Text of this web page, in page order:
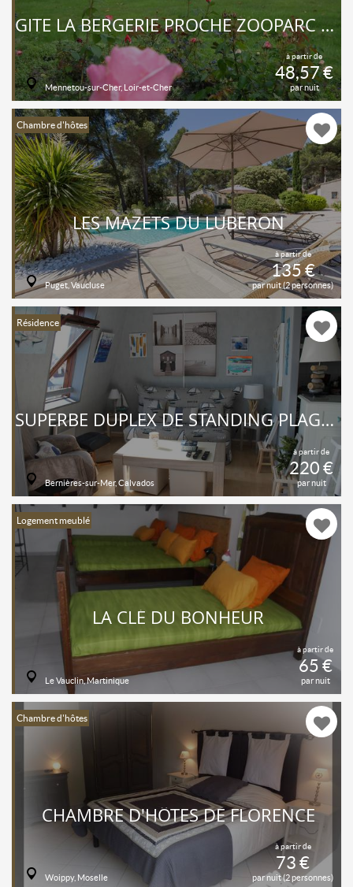
à partir de
48,57 €
par nuit
GITE LA BERGERIE PROCHE ZOOPARC DE BEAUVAL ET CHÂTEAUX DE LA LOIRE
Mennetou-sur-Cher, Loir-et-Cher
Chambre d'hôtes
à partir de
135 €
par nuit (2 personnes)
LES MAZETS DU LUBERON
Puget, Vaucluse
Résidence
à partir de
220 €
par nuit
SUPERBE DUPLEX DE STANDING PLAGE DEBARQUEMENT JUNO BEACH NORMANDIE
Bernières-sur-Mer, Calvados
Logement meublé
à partir de
65 €
par nuit
LA CLÉ DU BONHEUR
Le Vauclin, Martinique
Chambre d'hôtes
à partir de
73 €
par nuit (2 personnes)
CHAMBRE D'HÔTES DE FLORENCE
Woippy, Moselle